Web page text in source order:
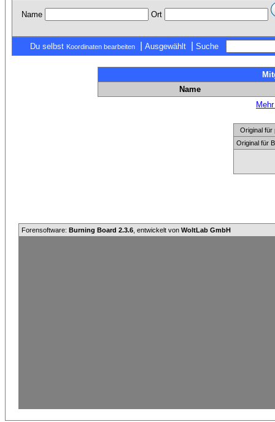
Name Ort
Du selbst Koordinaten bearbeiten Ausgewählt Suche
Name
Original für
Original für
Forensoftware: Burning Board 2.3.6 , entwickelt von WoltLab GmbH